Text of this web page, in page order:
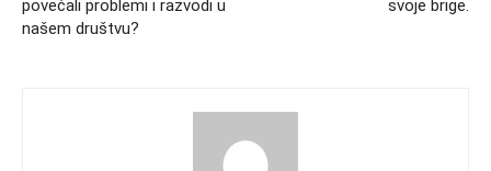
povećali problemi i razvodi u
našem društvu?
svoje brige.